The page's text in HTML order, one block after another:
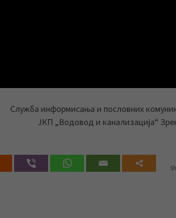
Служба информисања и пословних
ЈКП „Водовод и канализација“